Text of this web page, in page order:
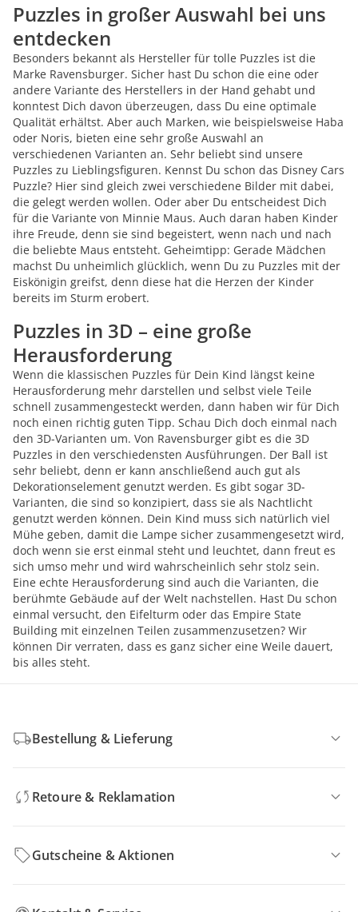
Puzzles in großer Auswahl bei uns
entdecken
Besonders bekannt als Hersteller für tolle Puzzles ist die
Marke Ravensburger. Sicher hast Du schon die eine oder
andere Variante des Herstellers in der Hand gehabt und
konntest Dich davon überzeugen, dass Du eine optimale
Qualität erhältst. Aber auch Marken, wie beispielsweise Haba
oder Noris, bieten eine sehr große Auswahl an
verschiedenen Varianten an. Sehr beliebt sind unsere
Puzzles zu Lieblingsfiguren. Kennst Du schon das Disney Cars
Puzzle? Hier sind gleich zwei verschiedene Bilder mit dabei,
die gelegt werden wollen. Oder aber Du entscheidest Dich
für die Variante von Minnie Maus. Auch daran haben Kinder
ihre Freude, denn sie sind begeistert, wenn nach und nach
die beliebte Maus entsteht. Geheimtipp: Gerade Mädchen
machst Du unheimlich glücklich, wenn Du zu Puzzles mit der
Eiskönigin greifst, denn diese hat die Herzen der Kinder
bereits im Sturm erobert.
Puzzles in 3D – eine große
Herausforderung
Wenn die klassischen Puzzles für Dein Kind längst keine
Herausforderung mehr darstellen und selbst viele Teile
schnell zusammengesteckt werden, dann haben wir für Dich
noch einen richtig guten Tipp. Schau Dich doch einmal nach
den 3D-Varianten um. Von Ravensburger gibt es die 3D
Puzzles in den verschiedensten Ausführungen. Der Ball ist
sehr beliebt, denn er kann anschließend auch gut als
Dekorationselement genutzt werden. Es gibt sogar 3D-
Varianten, die sind so konzipiert, dass sie als Nachtlicht
genutzt werden können. Dein Kind muss sich natürlich viel
Mühe geben, damit die Lampe sicher zusammengesetzt wird,
doch wenn sie erst einmal steht und leuchtet, dann freut es
sich umso mehr und wird wahrscheinlich sehr stolz sein.
Eine echte Herausforderung sind auch die Varianten, die
berühmte Gebäude auf der Welt nachstellen. Hast Du schon
einmal versucht, den Eifelturm oder das Empire State
Building mit einzelnen Teilen zusammenzusetzen? Wir
können Dir verraten, dass es ganz sicher eine Weile dauert,
bis alles steht.
Bestellung & Lieferung
Retoure & Reklamation
Gutscheine & Aktionen